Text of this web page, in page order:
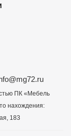
ПК «Мебель
нахождения:
183